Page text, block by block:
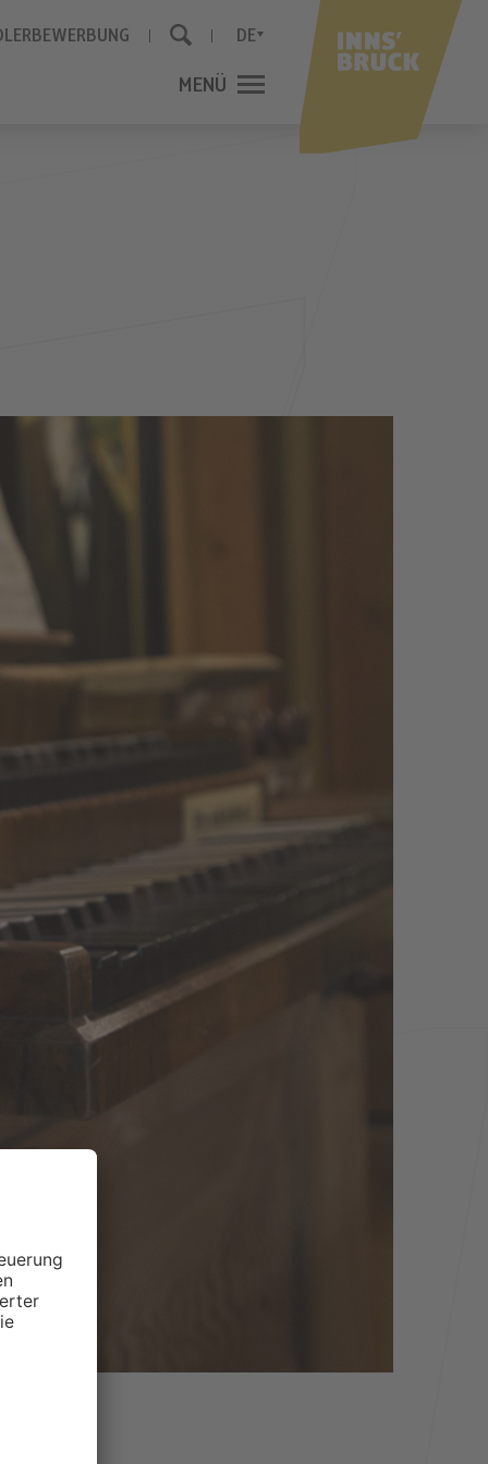
DE
MENÜ SCHLIESSEN